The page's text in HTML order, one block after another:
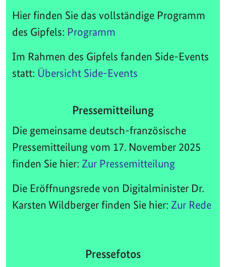
Hier finden Sie das vollständige Programm
des Gipfels: Programm
Im Rahmen des Gipfels fanden Side-Events
statt: Übersicht Side-Events
Pressemitteilung
Die gemeinsame deutsch-französische
Pressemitteilung vom 17. November 2025
finden Sie hier: Zur Pressemitteilung
Die Eröffnungsrede von Digitalminister Dr.
Karsten Wildberger finden Sie hier: Zur Rede
Pressefotos